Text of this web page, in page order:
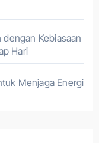
Kebiasaan
Hari
Menjaga Energi